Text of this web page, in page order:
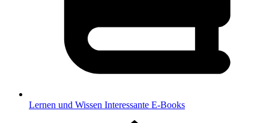
Lernen und Wissen Interessante E-Books